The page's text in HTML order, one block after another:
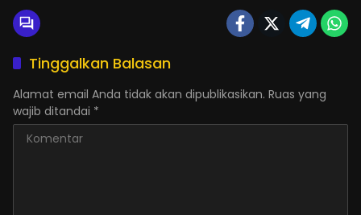
Tinggalkan Balasan
Alamat email Anda tidak akan dipublikasikan. Ruas yang
wajib ditandai *